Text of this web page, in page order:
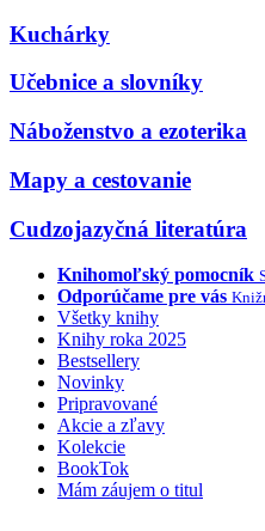
Kuchárky
Učebnice a slovníky
Náboženstvo a ezoterika
Mapy a cestovanie
Cudzojazyčná literatúra
Knihomoľský pomocník
Odporúčame pre vás
Všetky knihy
Knihy roka 2025
Bestsellery
Novinky
Pripravované
Akcie a zľavy
Kolekcie
BookTok
Mám záujem o titul